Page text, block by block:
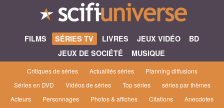
FILMS SÉRIES TV LIVRES JEUX VIDÉO
BD
JEUX DE SOCIÉTÉ
MUSIQUE
Critiques de séries Actualités séries
Planning diffusions
Séries en DVD
Vidéos de séries Top séries
séries par thèmes
Acteurs
Personnages Photos & affiches Citations
Anecdotes